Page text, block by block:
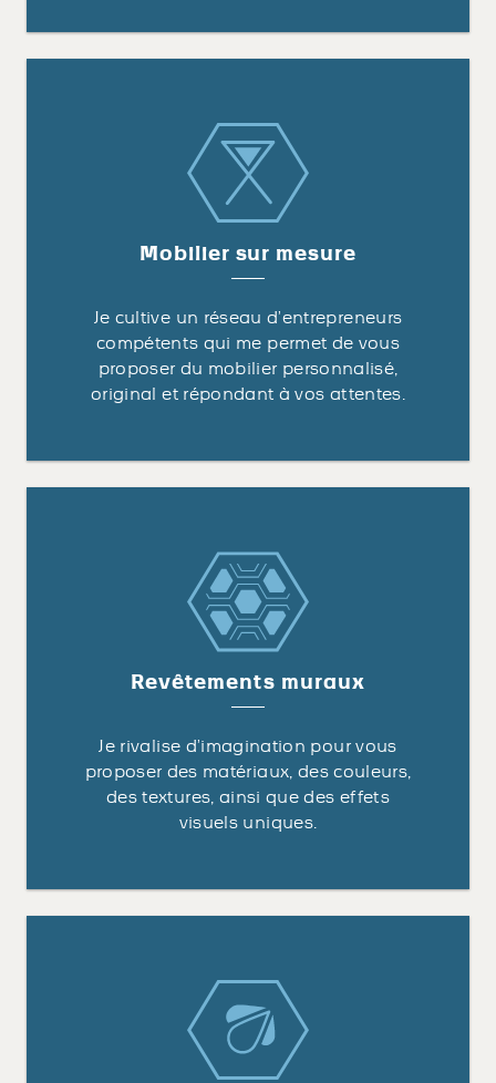
Mobilier sur mesure
Je cultive un réseau d’entrepreneurs
compétents qui me permet de vous
proposer du mobilier personnalisé,
original et répondant à vos attentes.
Revêtements muraux
Je rivalise d’imagination pour vous
proposer des matériaux, des couleurs,
des textures, ainsi que des effets
visuels uniques.